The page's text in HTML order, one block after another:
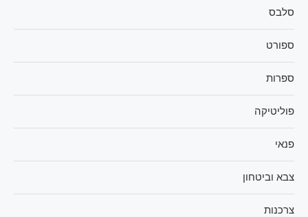
סלבס
ספורט
ספרות
פוליטיקה
פנאי
צבא וביטחון
צרכנות